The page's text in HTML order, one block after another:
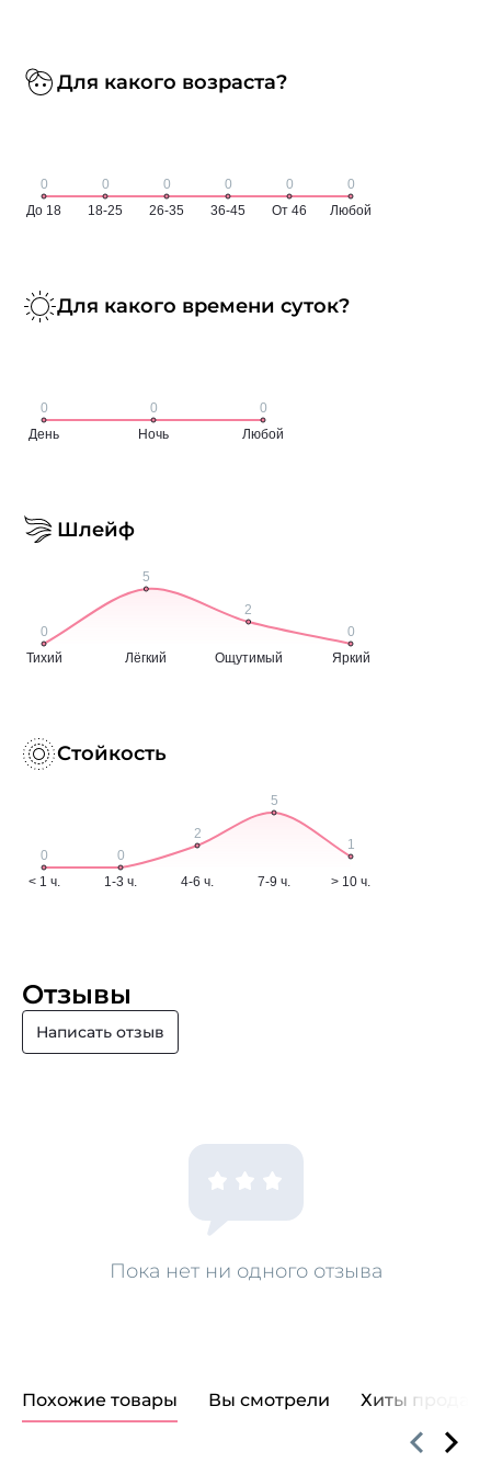
Для какого возраста?
Для какого времени суток?
Шлейф
Стойкость
Отзывы
Написать отзыв
Пока нет ни одного отзыва
Похожие товары Вы смотрели Хиты продаж